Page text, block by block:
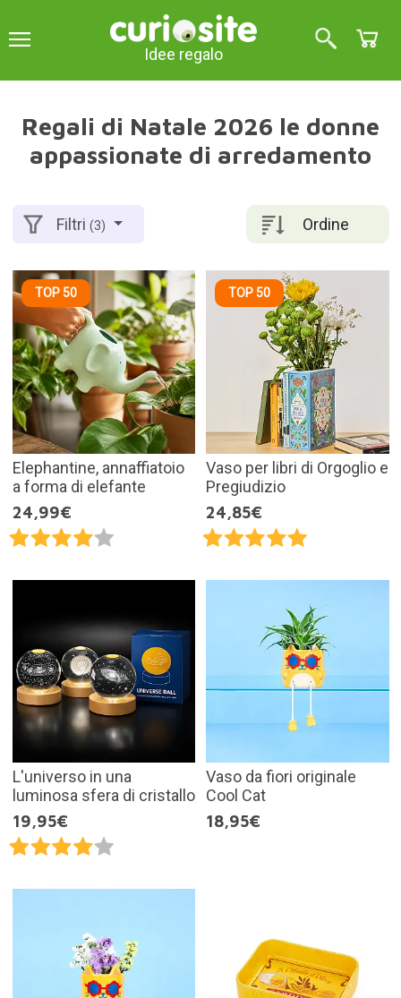
Idee regalo
Regali di Natale 2026 le donne
appassionate di arredamento
Ordine
Filtri(3)
TOP 50
Elephantine, annaffiatoio
a forma di elefante
24,99€
TOP 50
Vaso per libri di Orgoglio e
Pregiudizio
24,85€
L'universo in una
luminosa sfera di cristallo
19,95€
Vaso da fiori originale
Cool Cat
18,95€